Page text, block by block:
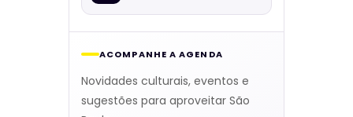
ACOMPANHE A AGENDA
Novidades culturais, eventos e
sugestões para aproveitar São